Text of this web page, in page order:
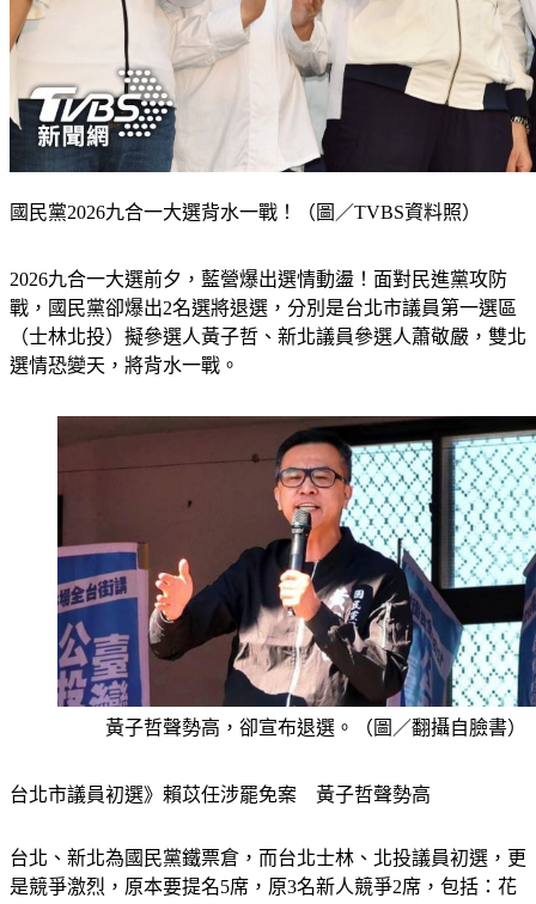
國民黨2026九合一大選背水一戰！（圖／TVBS資料照）
2026九合一大選前夕，藍營爆出選情動盪！面對民進黨攻防
戰，國民黨卻爆出2名選將退選，分別是台北市議員第一選區
（士林北投）擬參選人黃子哲、新北議員參選人蕭敬嚴，雙北
選情恐變天，將背水一戰。
黃子哲聲勢高，卻宣布退選。（圖／翻攝自臉書）
台北市議員初選》賴苡任涉罷免案　黃子哲聲勢高
台北、新北為國民黨鐵票倉，而台北士林、北投議員初選，更
是競爭激烈，原本要提名5席，原3名新人競爭2席，包括：花